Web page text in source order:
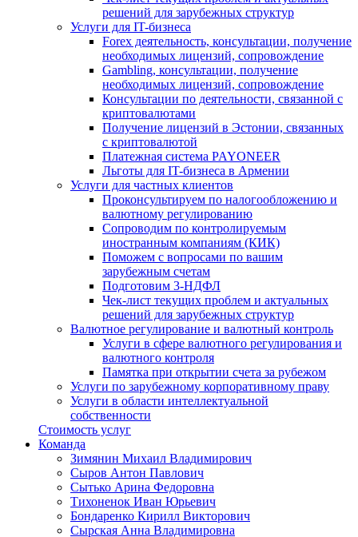
решений для зарубежных структур
Услуги для IT-бизнеса
Forex деятельность, консультации, получение
необходимых лицензий, сопровождение
Gambling, консультации, получение
необходимых лицензий, сопровождение
Консультации по деятельности, связанной с
криптовалютами
Получение лицензий в Эстонии, связанных
с криптовалютой
Платежная система PAYONEER
Льготы для IT-бизнеса в Армении
Услуги для частных клиентов
Проконсультируем по налогообложению и
валютному регулированию
Сопроводим по контролируемым
иностранным компаниям (КИК)
Поможем с вопросами по вашим
зарубежным счетам
Подготовим 3-НДФЛ
Чек-лист текущих проблем и актуальных
решений для зарубежных структур
Валютное регулирование и валютный контроль
Услуги в сфере валютного регулирования и
валютного контроля
Памятка при открытии счета за рубежом
Услуги по зарубежному корпоративному праву
Услуги в области интеллектуальной
собственности
Стоимость услуг
Команда
Зимянин Михаил Владимирович
Сыров Антон Павлович
Сытько Арина Федоровна
Тихоненок Иван Юрьевич
Бондаренко Кирилл Викторович
Сырская Анна Владимировна